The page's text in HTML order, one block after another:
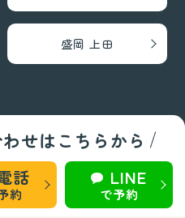
せはこちらから
話
約
LINE
で予約
盛岡 上田
ットケア部門
秋田 泉